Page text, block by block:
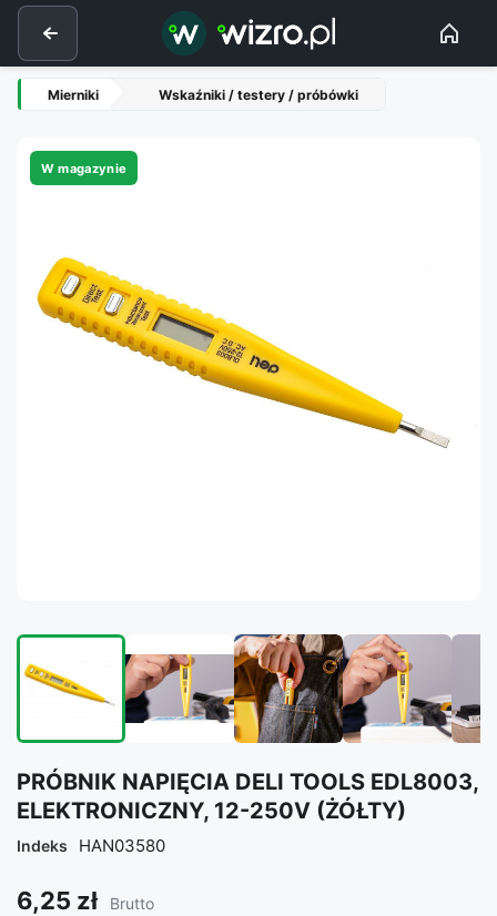
Mierniki Wskaźniki / testery / próbówki
W magazynie
PRÓBNIK NAPIĘCIA DELI TOOLS EDL8003,
ELEKTRONICZNY, 12-250V (ŻÓŁTY)
Indeks HAN03580
6,25 zł Brutto